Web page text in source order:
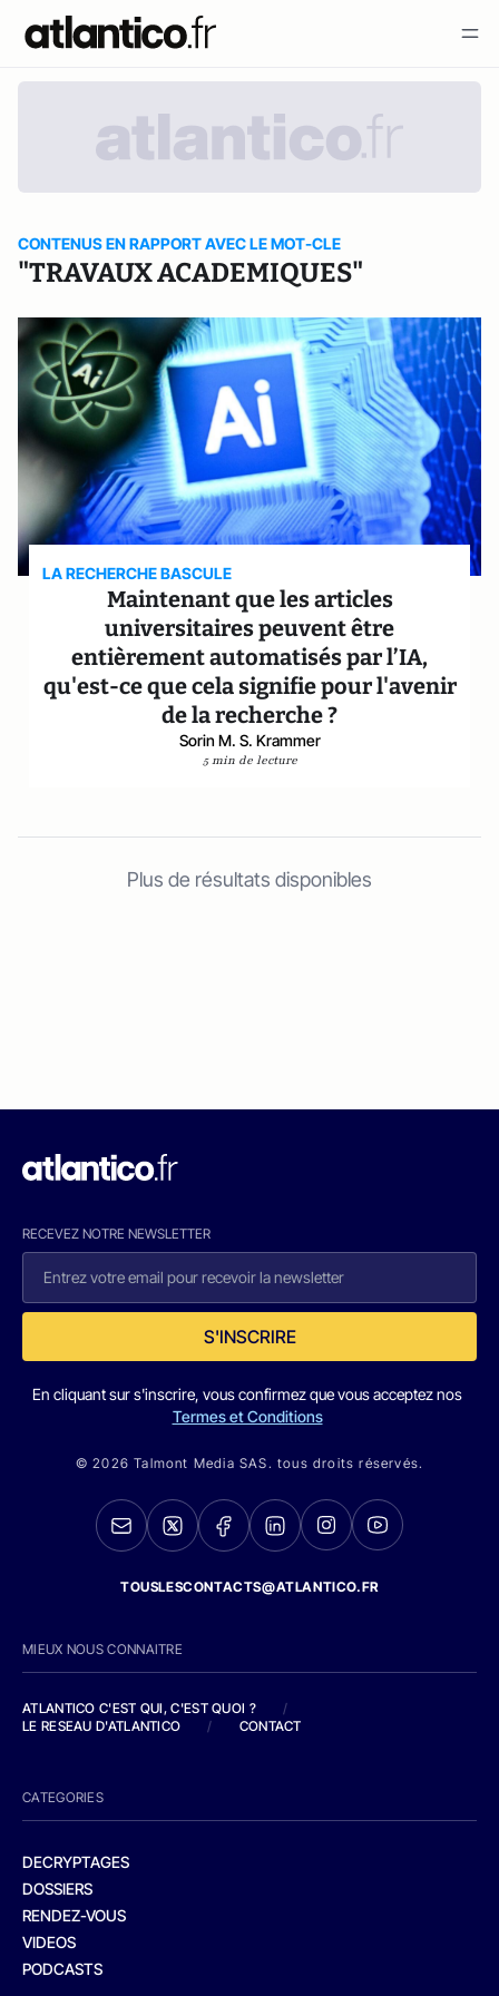
CONTENUS EN RAPPORT AVEC LE MOT-CLE
"TRAVAUX ACADEMIQUES"
LA RECHERCHE BASCULE
Maintenant que les articles
universitaires peuvent être
entièrement automatisés par l’IA,
qu'est-ce que cela signifie pour l'avenir
de la recherche ?
Sorin M. S. Krammer
5 min de lecture
Plus de résultats disponibles
RECEVEZ NOTRE NEWSLETTER
S'INSCRIRE
En cliquant sur s'inscrire, vous confirmez que vous acceptez nos
Termes et Conditions
© 2026 Talmont Media SAS. tous droits réservés.
TOUSLESCONTACTS@ATLANTICO.FR
MIEUX NOUS CONNAITRE
ATLANTICO C'EST QUI, C'EST QUOI ?
/
LE RESEAU D'ATLANTICO
/ CONTACT
CATEGORIES
DECRYPTAGES
DOSSIERS
RENDEZ-VOUS
VIDEOS
PODCASTS